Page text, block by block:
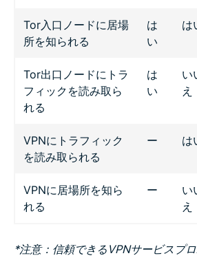
Tor入口ノードに居場
所を知られる
は
い
は
Tor出口ノードにトラ
フィックを読み取ら
れる
は
い
い
え
VPNにトラフィック
を読み取られる
ー は
VPNに居場所を知ら
れる
ー
い
え
*注意：信頼できるVPNサービスプ